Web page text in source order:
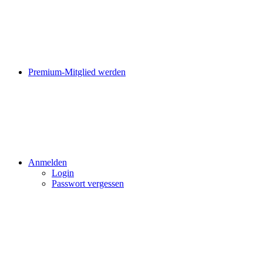
Premium-Mitglied werden
Anmelden
Login
Passwort vergessen